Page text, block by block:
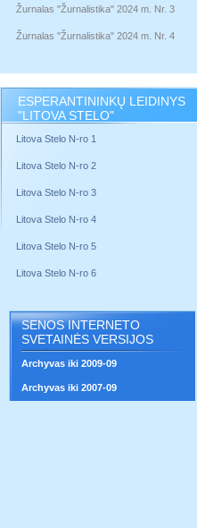
Žurnalas "Žurnalistika" 2024 m. Nr. 3
Žurnalas "Žurnalistika" 2024 m. Nr. 4
ESPERANTININKŲ LEIDINYS
"LITOVA STELO"
Litova Stelo N-ro 1
Litova Stelo N-ro 2
Litova Stelo N-ro 3
Litova Stelo N-ro 4
Litova Stelo N-ro 5
Litova Stelo N-ro 6
SENOS INTERNETO
SVETAINĖS VERSIJOS
Archyvas iki 2009-09
Archyvas iki 2007-09